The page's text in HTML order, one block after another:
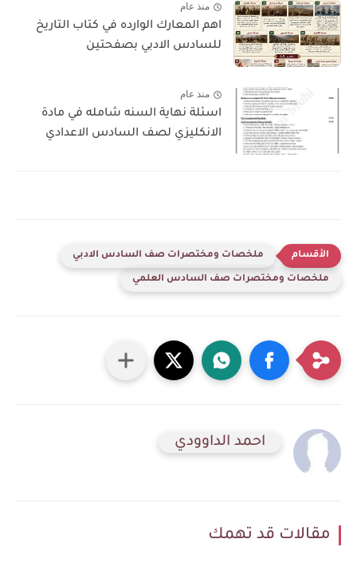
منذ عام
اهم المعارك الوارده في كتاب التاريخ
للسادس الادبي بصفحتين
منذ عام
اسئلة نهاية السنه شامله في مادة
الانكليزي لصف السادس الاعدادي
ملخصات ومختصرات صف السادس الادبي
ملخصات ومختصرات صف السادس العلمي
احمد الداوودي
مقالات قد تهمك